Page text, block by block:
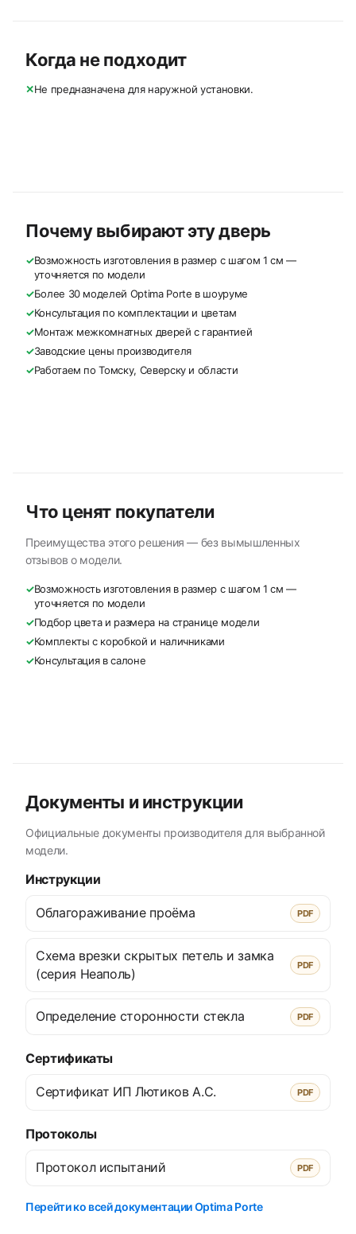
Когда не подходит
✕Не предназначена для наружной установки.
Почему выбирают эту дверь
✓Возможность изготовления в размер с шагом 1 см —
уточняется по модели
✓Более 30 моделей Optima Porte в шоуруме
✓Консультация по комплектации и цветам
✓Монтаж межкомнатных дверей с гарантией
✓Заводские цены производителя
✓Работаем по Томску, Северску и области
Что ценят покупатели
Преимущества этого решения — без вымышленных
отзывов о модели.
✓Возможность изготовления в размер с шагом 1 см —
уточняется по модели
✓Подбор цвета и размера на странице модели
✓Комплекты с коробкой и наличниками
✓Консультация в салоне
Документы и инструкции
Официальные документы производителя для выбранной
модели.
Инструкции
Облагораживание проёма PDF
Схема врезки скрытых петель и замка
(серия Неаполь)
PDF
Определение сторонности стекла PDF
Сертификаты
Сертификат ИП Лютиков А.С. PDF
Протоколы
Протокол испытаний PDF
Перейти ко всей документации Optima Porte